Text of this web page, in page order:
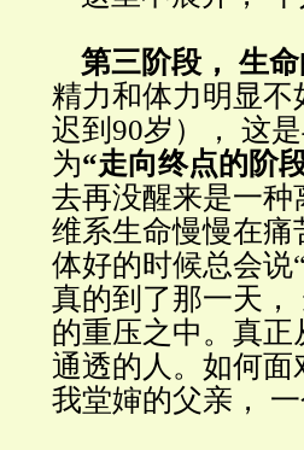
第三阶段， 生命
精力和体力明显
迟到90岁）， 这
为“走向终点的阶段
去再没醒来是一
维系生命慢慢在
体好的时候总会说
真的到了那一天
的重压之中。真
通透的人。如何
我堂婶的父亲，